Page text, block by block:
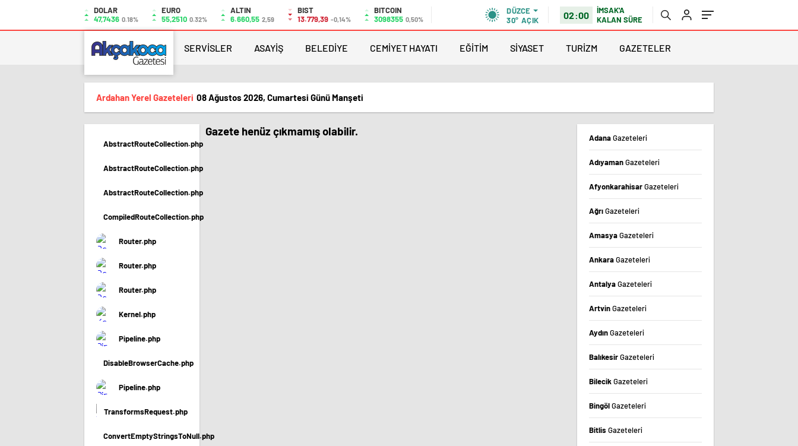
DOLAR
47,7436 0.18%
EURO
55,2510 0.32%
ALTIN
6.660,55 2,59
BIST
13.779,39 -0,14%
BITCOIN
3098355 0,50%
DÜZCE
30° AÇIK 02:00
İMSAK'A
KALAN SÜRE
SERVİSLER ASAYİŞ BELEDİYE CEMİYET HAYATI EĞİTİM SİYASET TURİZM GAZETELER
Ardahan Yerel Gazeteleri 08 Ağustos 2026, Cumartesi Günü Manşeti
AbstractRouteCollection.php
AbstractRouteCollection.php
AbstractRouteCollection.php
CompiledRouteCollection.php
Router.php
Router.php
Router.php
Kernel.php
Pipeline.php
DisableBrowserCache.php
Pipeline.php
TransformsRequest.php
ConvertEmptyStringsToNull.php
Gazete henüz çıkmamış olabilir. AdanaGazeteleri
AdıyamanGazeteleri
AfyonkarahisarGazeteleri
AğrıGazeteleri
AmasyaGazeteleri
AnkaraGazeteleri
AntalyaGazeteleri
ArtvinGazeteleri
AydınGazeteleri
BalıkesirGazeteleri
BilecikGazeteleri
BingölGazeteleri
Bitlis Gazeteleri